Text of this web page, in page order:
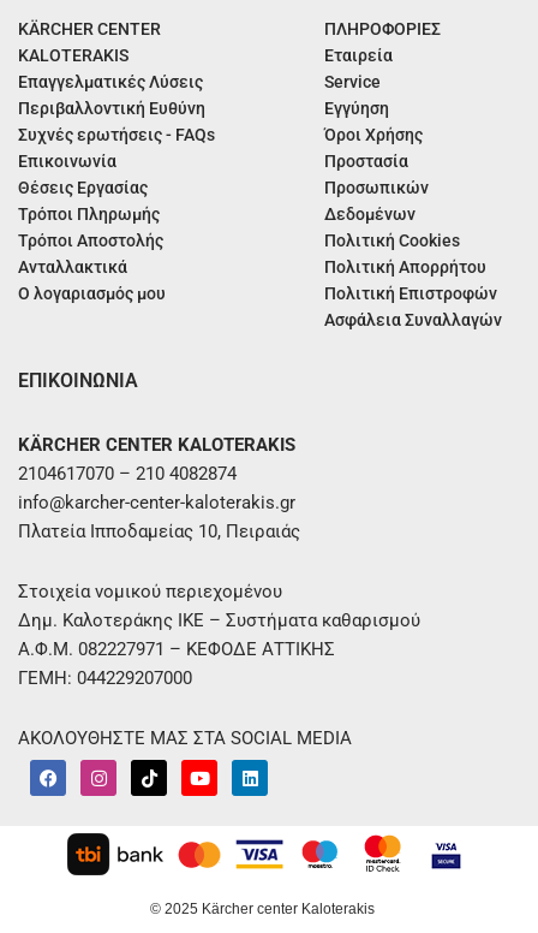
KÄRCHER CENTER
KALOTERAKIS
Επαγγελματικές Λύσεις
Περιβαλλοντική Ευθύνη
Συχνές ερωτήσεις - FAQs
Επικοινωνία
Θέσεις Εργασίας
Τρόποι Πληρωμής
Τρόποι Αποστολής
Ανταλλακτικά
Ο λογαριασμός μου
ΠΛΗΡΟΦΟΡΙΕΣ
Εταιρεία
Service
Εγγύηση
Όροι Χρήσης
Προστασία
Προσωπικών
Δεδομένων
Πολιτική Cookies
Πολιτική Απορρήτου
Πολιτική Επιστροφών
Ασφάλεια Συναλλαγών
ΕΠΙΚΟΙΝΩΝΙΑ
KÄRCHER CENTER KALOTERAKIS
2104617070 – 210 4082874
info@karcher-center-kaloterakis.gr
Πλατεία Ιπποδαμείας 10, Πειραιάς
Στοιχεία νομικού περιεχομένου
Δημ. Καλοτεράκης ΙΚΕ – Συστήματα καθαρισμού
Α.Φ.Μ. 082227971 – ΚΕΦΟΔΕ ΑΤΤΙΚΗΣ
ΓΕΜΗ: 044229207000
ΑΚΟΛΟΥΘΗΣΤΕ ΜΑΣ ΣΤΑ SOCIAL MEDIA
F
a
I
n
a
g
r
T
i
k
Y
o
u
b
L
i
e
d
i
© 2025 Kärcher center Kaloterakis